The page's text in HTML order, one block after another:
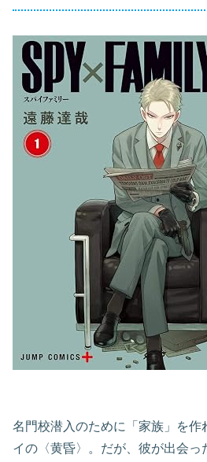
名門校潜入のために「家族」を作
イの〈黄昏〉。だが、彼が出会っ